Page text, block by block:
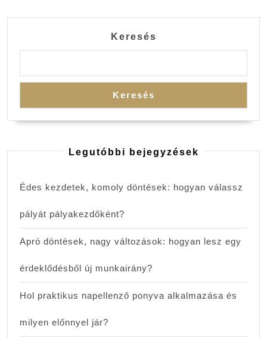
Keresés
Keresés
Legutóbbi bejegyzések
Édes kezdetek, komoly döntések: hogyan válassz
pályát pályakezdőként?
Apró döntések, nagy változások: hogyan lesz egy
érdeklődésből új munkairány?
Hol praktikus napellenző ponyva alkalmazása és
milyen előnnyel jár?